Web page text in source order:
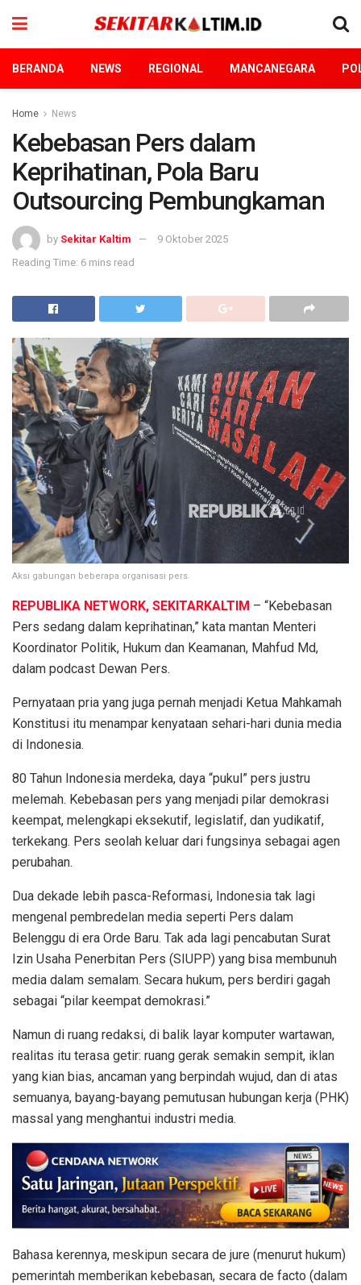
BERANDA NEWS REGIONAL MANCANEGARA
Home News
Kebebasan Pers dalam
Keprihatinan, Pola Baru
Outsourcing Pembungkaman
by Sekitar Kaltim
9 Oktober 2025
Reading Time: 6 mins read
Aksi gabungan beberapa organisasi pers.
REPUBLIKA NETWORK, SEKITARKALTIM – “Kebebasan
Pers sedang dalam keprihatinan,” kata mantan Menteri
Koordinator Politik, Hukum dan Keamanan, Mahfud Md,
dalam podcast Dewan Pers.
Pernyataan pria yang juga pernah menjadi Ketua Mahkamah
Konstitusi itu menampar kenyataan sehari-hari dunia media
di Indonesia.
80 Tahun Indonesia merdeka, daya “pukul” pers justru
melemah. Kebebasan pers yang menjadi pilar demokrasi
keempat, melengkapi eksekutif, legislatif, dan yudikatif,
terkekang. Pers seolah keluar dari fungsinya sebagai agen
perubahan.
Dua dekade lebih pasca-Reformasi, Indonesia tak lagi
mengenal pembredelan media seperti Pers dalam
Belenggu di era Orde Baru. Tak ada lagi pencabutan Surat
Izin Usaha Penerbitan Pers (SIUPP) yang bisa membunuh
media dalam semalam. Secara hukum, pers berdiri gagah
sebagai “pilar keempat demokrasi.”
Namun di ruang redaksi, di balik layar komputer wartawan,
realitas itu terasa getir: ruang gerak semakin sempit, iklan
yang kian bias, ancaman yang berpindah wujud, dan di atas
semuanya, bayang-bayang pemutusan hubungan kerja (PHK)
massal yang menghantui industri media.
Bahasa kerennya, meskipun secara de jure (menurut hukum)
pemerintah memberikan kebebasan, secara de facto (dalam